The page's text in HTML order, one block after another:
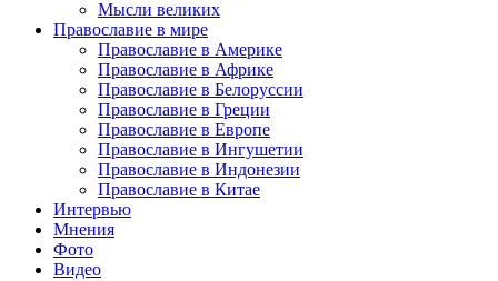
Мысли великих
Православие в мире
Православие в Америке
Православие в Африке
Православие в Белоруссии
Православие в Греции
Православие в Европе
Православие в Ингушетии
Православие в Индонезии
Православие в Китае
Интервью
Мнения
Фото
Видео